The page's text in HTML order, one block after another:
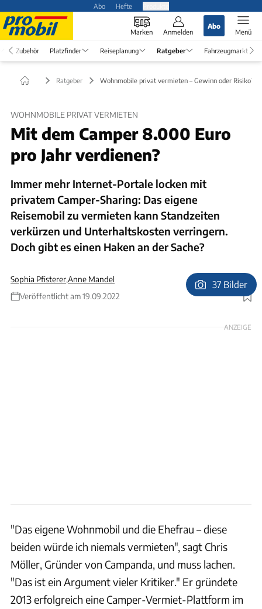
Abo Hefte
Marken Anmelden
Abo
Menü
Zubehör Platzfinder Reiseplanung Ratgeber Fahrzeugmarkt
Ratgeber Wohnmobile privat vermieten – Gewinn oder Risiko?
WOHNMOBILE PRIVAT VERMIETEN
Mit dem Camper 8.000 Euro
pro Jahr verdienen?
Immer mehr Internet-Portale locken mit
privatem Camper-Sharing: Das eigene
Reisemobil zu vermieten kann Standzeiten
verkürzen und Unterhaltskosten verringern.
Doch gibt es einen Haken an der Sache?
Sophia Pfisterer,Anne Mandel
Veröffentlicht am 19.09.2022
Foto: Campanda, Goboony, Paul Camper, Shareacamper
37 Bilder
ANZEIGE
"Das eigene Wohnmobil und die Ehefrau – diese
beiden würde ich niemals vermieten", sagt Chris
Möller, Gründer von Campanda, und muss lachen.
"Das ist ein Argument vieler Kritiker." Er gründete
2013 erfolgreich eine Camper-Vermiet-Plattform im